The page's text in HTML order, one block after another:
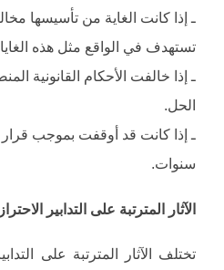
ـ إذا كانت الغاية من تأسيسها
تستهدف في الواقع مثل هذه
ـ إذا خالفت الأحكام القانونية
الحل.
ـ إذا كانت قد أوقفت بموجب
سنوات.
الآثار المترتبة على التدابير
تختلف الآثار المترتبة على